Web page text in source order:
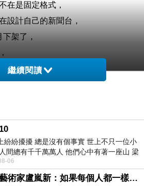
在是固定格式，
設計自己的新聞台，
架了，
落格環伺下，
人數驟減，
轉移陣地，
大減，
不見起色，
多樣的功能與自由度異軍突起成為
繼續閱讀
紛紛擾擾 總是沒有個事實 世上不只一位小
間總有千千萬萬人 他們心中有著一座山 梁
泰華衡恆嵩 一山之高
06
當代藝術家盧嵐新：如果每個人都一樣，這世界該有多無聊？